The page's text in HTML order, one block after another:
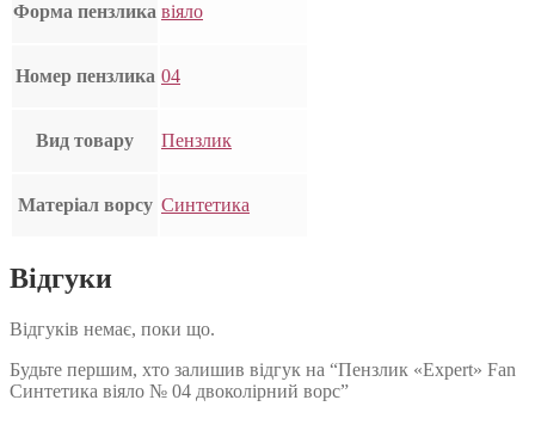
Форма пензлика віяло
Номер пензлика 04
Вид товару Пензлик
Матеріал ворсу Синтетика
Відгуки
Відгуків немає, поки що.
Будьте першим, хто залишив відгук на “Пензлик «Expert» Fan
Синтетика віяло № 04 двоколірний ворс”